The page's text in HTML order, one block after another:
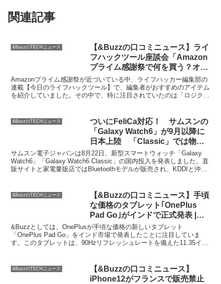
関連記事
&BuzzのTECHニュース
【&Buzzの口コミニュース】ライ
フハックツール座談会「Amazon
プライム感謝祭で何を買う？オス
スメは？」 | ライフハッカー・ジ
ャパン
Amazonプライム感謝祭が近づいている中、ライフハッカー編集部の
連載【今日のライフハックツール】で、編集者がおすすめのアイテム
を紹介していました。その中で、特に注目されていたのは「ロジクー
&BuzzのTECHニュース
ついにFeliCa対応！ サムスンの
「Galaxy Watch6」が9月以降に
日本上陸 「Classic」では物理
回転ベゼル復活 – ITmedia Mobile
サムスン電子ジャパンは8月22日、新型スマートウォッチ「Galaxy
Watch6」「Galaxy Watch6 Classic」の国内投入を発表しました。直
販サイトと家電量販店ではBluetoothモデルが販売され、KDDIと沖縄
&BuzzのTECHニュース
【&Buzzの口コミニュース】手頃
な価格のタブレット｢OnePlus
Pad Go｣がインドで正式発表 |
HelenTech
&Buzzとしては、OnePlusが手頃な価格の新しいタブレット
「OnePlus Pad Go」をインド市場で発表したことに注目していま
す。このタブレットは、90Hzリフレッシュレートを備えた11.35イン
&BuzzのTECHニュース
【&Buzzの口コミニュース】
iPhone12がフランスで販売禁止